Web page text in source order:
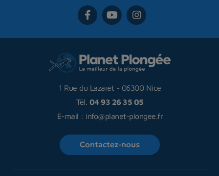
1 Rue du Lazaret - 06300 Nice
Tél. 04 93 26 35 05
E-mail : info@planet-plongee.fr
Contactez-nous